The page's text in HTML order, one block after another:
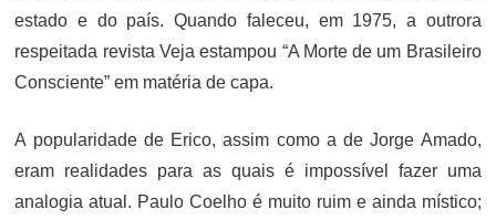
estado e do país. Quando faleceu, em 1975, a outrora
respeitada revista Veja estampou “A Morte de um Brasileiro
Consciente” em matéria de capa.
A popularidade de Erico, assim como a de Jorge Amado,
eram realidades para as quais é impossível fazer uma
analogia atual. Paulo Coelho é muito ruim e ainda místico;